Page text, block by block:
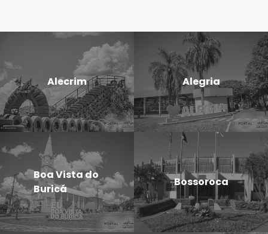
Alecrim Alegria
Boa Vista do
Buricá
Bossoroca